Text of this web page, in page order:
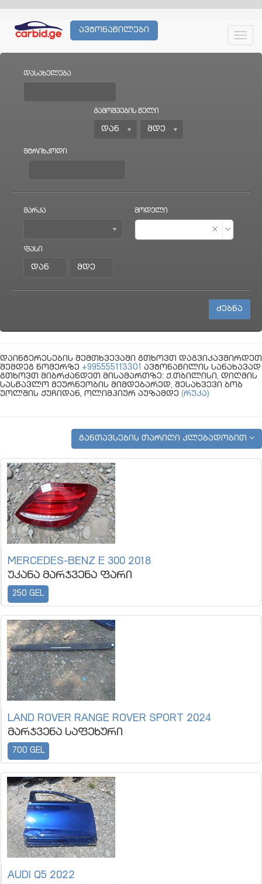
ავტონაწილები
დასახელება
გამოშვების წელი
შტრიხკოდი
მარკა მოდელი
ფასი
დაინტერესების შემთხვევაში გთხოვთ დაგვიკავშირდეთ
შემდეგ ნომერზე +995555113301 ავტონაწილის სანახავად
გთხოვთ მიბრძანდეთ მისამართზე: ქ.თბილისი, დიღმის
სასწავლო მეურნეობის მიმდებარედ, შესახვევი ბობ
უოლშის ქუჩიდან, ოლიმპიურ აუზამდე (რუკა)
განთავსების თარიღი კლებადობით
MERCEDES-BENZ E 300 2018
უკანა მარჯვენა ფარი
250 GEL
LAND ROVER RANGE ROVER SPORT 2024
მარჯვენა საფეხური
700 GEL
AUDI Q5 2022